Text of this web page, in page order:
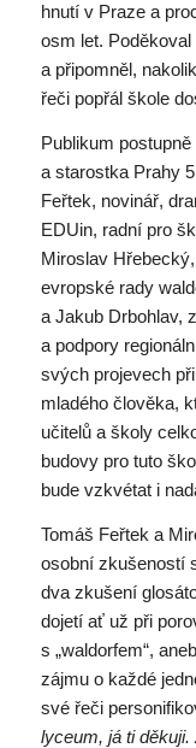
hnutí v Praze a
osm let.
a připomněl,
řeči popřál škole
Publikum
a starostka Prahy
Feřtek, novinář,
EDUin, radní pro
Miroslav
evropské rady
a Jakub Drbohlav,
a podpory
svých projevech
mladého člověka,
učitelů a školy
budovy pro tuto
bude vzkvétat i
Tomáš Feřtek a
osobní zkušeností
dva zkušení
dojetí ať už při
s „waldorfem“,
zájmu o každé
své řeči
lyceum, já ti